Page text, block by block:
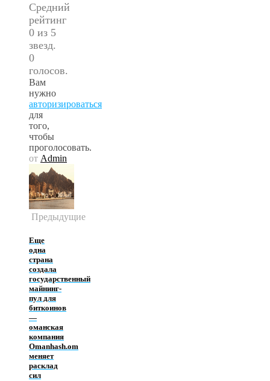
Средний
рейтинг
0 из 5
звезд.
0
голосов.
Вам
нужно
авторизироваться
для
того,
чтобы
проголосовать.
от Admin
Предыдущие
Еще
одна
страна
создала
государственный
майнинг-
пул для
биткоинов
—
оманская
компания
Omanhash.om
меняет
расклад
сил